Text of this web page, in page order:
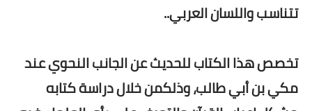
تتناسب واللسان العربي..
تخصص هذا الكتاب للحديث عن الجانب النحوي عند
مكي بن أبي طالب، وذلكمن خلال دراسة كتابه